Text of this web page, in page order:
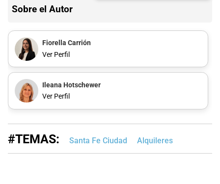
Sobre el Autor
Fiorella Carrión
Ver Perfil
Ileana Hotschewer
Ver Perfil
#TEMAS: Santa Fe Ciudad Alquileres